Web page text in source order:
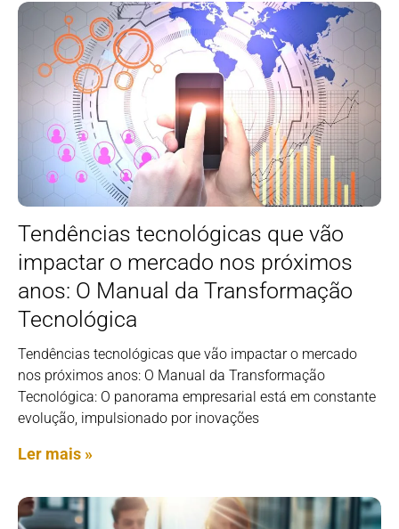
Tendências tecnológicas que vão
impactar o mercado nos próximos
anos: O Manual da Transformação
Tecnológica
Tendências tecnológicas que vão impactar o mercado
nos próximos anos: O Manual da Transformação
Tecnológica: O panorama empresarial está em constante
evolução, impulsionado por inovações
Ler mais »